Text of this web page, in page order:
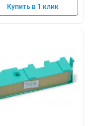
Купить в 1 клик